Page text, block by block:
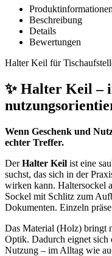
Produktinformationen
Beschreibung
Details
Bewertungen
Halter Keil für
✨ Halter Keil –
Wenn Geschenk und
echter Treffer.
DerHalter Keil ist eine
suchst, das sich in der
wirken kann. Haltersockel
Sockel mit Schlitz zum
Dokumenten. Einzeln
Das Material (Holz) bringt
Optik. Dadurch eignet
Nutzung – im Alltag wie